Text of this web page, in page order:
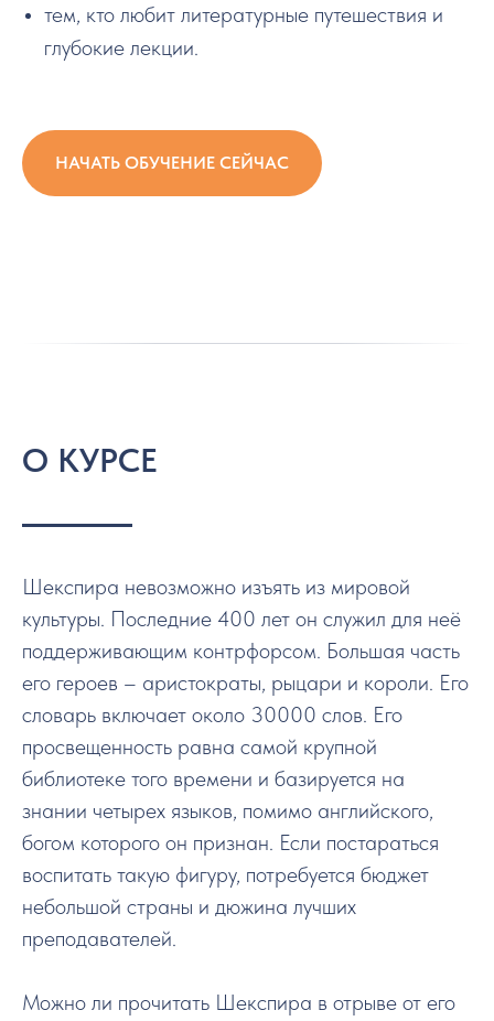
тем, кто любит литературные путешествия и
глубокие лекции.
НАЧАТЬ ОБУЧЕНИЕ СЕЙЧАС
О КУРСЕ
Шекспира невозможно изъять из мировой
культуры. Последние 400 лет он служил для неё
поддерживающим контрфорсом. Большая часть
его героев – аристократы, рыцари и короли. Его
словарь включает около 30000 слов. Его
просвещенность равна самой крупной
библиотеке того времени и базируется на
знании четырех языков, помимо английского,
богом которого он признан. Если постараться
воспитать такую фигуру, потребуется бюджет
небольшой страны и дюжина лучших
преподавателей.
Можно ли прочитать Шекспира в отрыве от его